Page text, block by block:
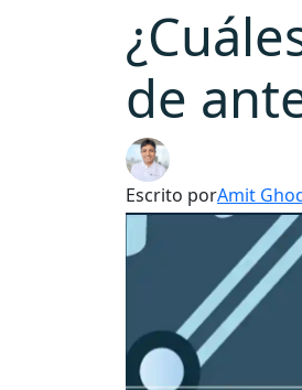
de
Escrito porAmit